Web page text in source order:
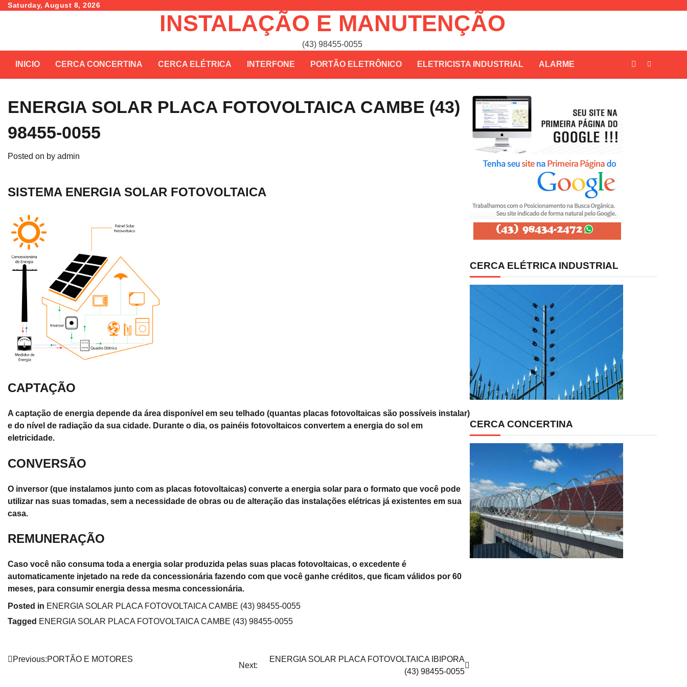
SkipSaturday, August 8, 2026
INSTALAÇÃO E MANUTENÇÃO
(43) 98455-0055
INICIO CERCA CONCERTINA CERCA ELÉTRICA INTERFONE PORTÃO ELETRÔNICO ELETRICISTA INDUSTRIAL ALARME
ENERGIA SOLAR PLACA FOTOVOLTAICA CAMBE (43)
98455-0055
Posted on by admin
SISTEMA ENERGIA SOLAR FOTOVOLTAICA
CAPTAÇÃO
A captação de energia depende da área disponível em seu telhado (quantas placas fotovoltaicas são possíveis instalar)
e do nível de radiação da sua cidade. Durante o dia, os painéis fotovoltaicos convertem a energia do sol em
eletricidade.
CONVERSÃO
O inversor (que instalamos junto com as placas fotovoltaicas) converte a energia solar para o formato que você pode
utilizar nas suas tomadas, sem a necessidade de obras ou de alteração das instalações elétricas já existentes em sua
casa.
REMUNERAÇÃO
Caso você não consuma toda a energia solar produzida pelas suas placas fotovoltaicas, o excedente é
automaticamente injetado na rede da concessionária fazendo com que você ganhe créditos, que ficam válidos por 60
meses, para consumir energia dessa mesma concessionária.
Posted in ENERGIA SOLAR PLACA FOTOVOLTAICA CAMBE (43) 98455-0055
Tagged ENERGIA SOLAR PLACA FOTOVOLTAICA CAMBE (43) 98455-0055
Navegação
Previous:PORTÃO E MOTORES
Next:
ENERGIA SOLAR PLACA FOTOVOLTAICA IBIPORA
(43) 98455-0055
CERCA ELÉTRICA INDUSTRIAL
CERCA CONCERTINA